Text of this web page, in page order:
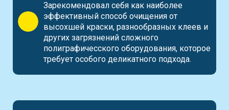
Зарекомендовал себя как наиболее
эффективный способ очищения от
высохшей краски, разнообразных клеев и
других загрязнений сложного
полиграфичесского оборудования, которое
требует особого деликатного подхода.